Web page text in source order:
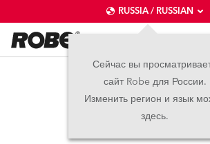
RUSSIA / RUSSIAN
Сейчас вы
сайт Robe для России.
Изменить регион и язык
здесь.
LedPOINTE®